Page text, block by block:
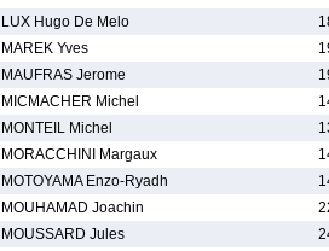
LUX Hugo De Melo
MAREK Yves
MAUFRAS Jerome
MICMACHER Michel
MONTEIL Michel
MORACCHINI Margaux
MOTOYAMA Enzo-Ryadh
MOUHAMAD Joachin
MOUSSARD Jules